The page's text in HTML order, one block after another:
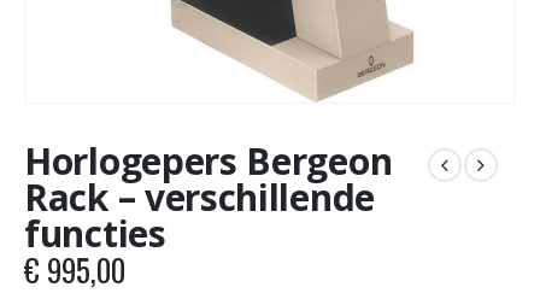
Horlogepers Bergeon
Rack – verschillende
functies
€ 995,00